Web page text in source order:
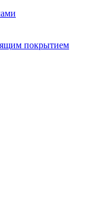
покрытием